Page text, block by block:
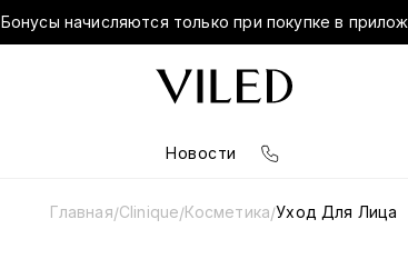
Бонусы начисляются только при покупке в
Новости
Главная/Clinique/Косметика/Уход Для Лица